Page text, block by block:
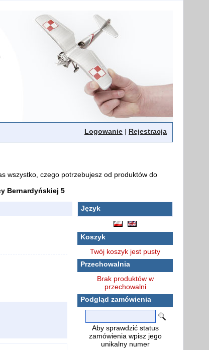
Logowanie | Rejestracja
wszystko, czego potrzebujesz od produktów do
Bernardyńskiej 5
Język
Koszyk
Twój koszyk jest pusty
Przechowalnia
Brak produktów w
przechowalni
Podgląd zamówienia
Aby sprawdzić status
zamówienia wpisz jego
unikalny numer